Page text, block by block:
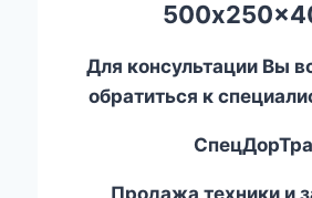
Для консультации Вы
обратиться к